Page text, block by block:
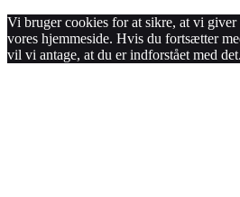
Vi bruger cookies for at sikre, at vi giver
vores hjemmeside. Hvis du fortsætter
vil vi antage, at du er indforstået med det.